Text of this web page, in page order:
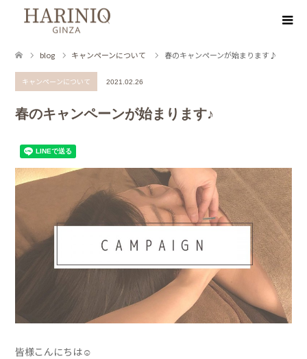
blog キャンペーンについて 春のキャンペーンが始まります♪
キャンペーンについて 2021.02.26
春のキャンペーンが始まります♪
皆様こんにちは☺